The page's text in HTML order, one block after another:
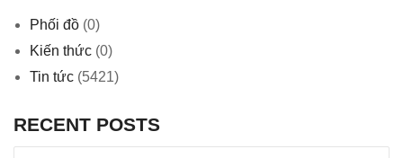
Phối đồ (0)
Kiến thức (0)
Tin tức (5421)
RECENT POSTS